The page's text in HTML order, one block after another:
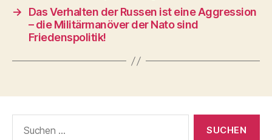
→
Das Verhalten der Russen ist eine Aggression
– die Militärmanöver der Nato sind
Friedenspolitik!
nach: